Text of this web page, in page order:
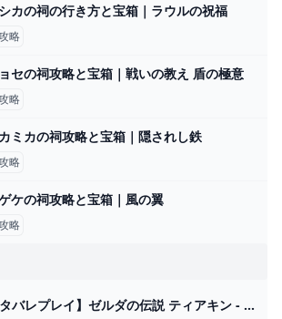
カの祠の行き方と宝箱｜ラウルの祝福
略
セの祠攻略と宝箱｜戦いの教え 盾の極意
略
ミカの祠攻略と宝箱｜隠されし鉄
略
ケの祠攻略と宝箱｜風の翼
略
【ネタバレプレイ】ゼルダの伝説 ティアキン - Part.44 封印戦争とゼルダの決意 - ゆるぽぽ帳